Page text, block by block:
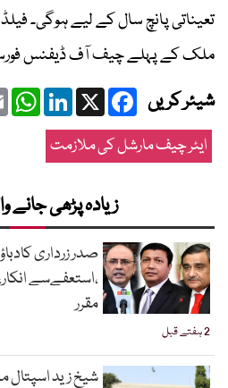
تعیناتی پانچ سال کے لیے ہوگی۔
ملک کے پہلے چیف آف ڈیفنس
شیئر کریں Facebook
X
LinkedIn
ایئر چیف مارشل کی ملازمت
زیادہ پڑھی جانے
2 ہفتے قبل
صدر زرداری
،استعفےسے
مقرر
شیخ زید اسپتال